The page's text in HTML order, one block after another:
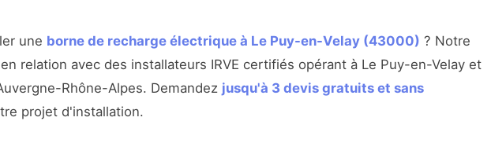
une borne de recharge électrique à Le Puy-en-Velay (43000) ? Notre
relation avec des installateurs IRVE certifiés opérant à Le Puy-en-Velay et
Rhône-Alpes. Demandez jusqu'à 3 devis gratuits et sans
projet d'installation.